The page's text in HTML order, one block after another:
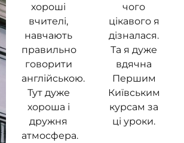
хороші
вчителі,
навчають
правильно
говорити
англійською.
Тут дуже
хороша і
дружня
атмосфера.
чого
цікавого я
дізналася.
Та я дуже
вдячна
Першим
Київським
курсам за
ці уроки.